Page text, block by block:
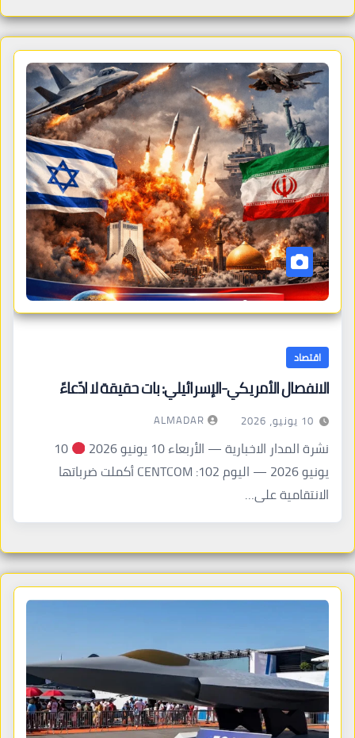
اقتصاد
الانفصال الأمريكي-الإسرائيلي: بات حقيقة لا ادّعاءً
10 يونيو، 2026 ALMADAR
نشرة المدار الاخبارية — الأربعاء 10 يونيو 2026
10
يونيو 2026 — اليوم 102: CENTCOM أكملت ضرباتها
الانتقامية على…